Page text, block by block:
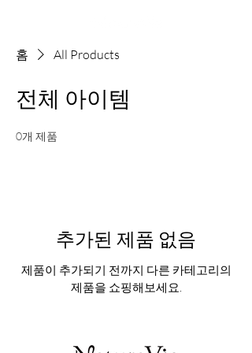
홈 All Products
전체 아이템
0개 제품
추가된 제품 없음
제품이 추가되기 전까지 다른 카테고리의
제품을 쇼핑해보세요.